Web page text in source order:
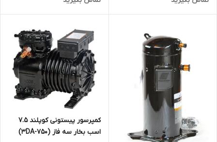
کمپرسور پیستونی کوپلند 7.5
اسب بخار سه فاز (3DA-750)